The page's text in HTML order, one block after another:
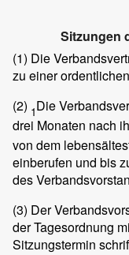
Sitzungen
(1) Die
zu einer
(2) 1Die
drei Monaten nach
von dem
einberufen und bis
des
(3) Der
der Tagesordnung
Sitzungstermin